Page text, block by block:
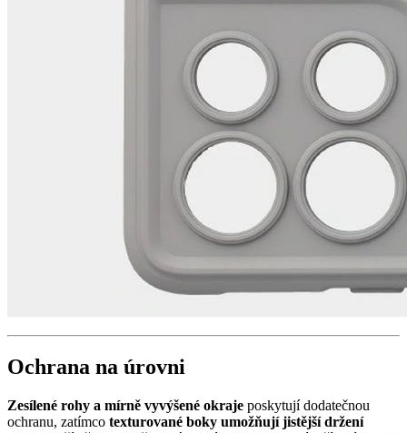
Ochrana na úrovni
Zesílené rohy a mírně vyvýšené okraje poskytují dodatečnou
ochranu, zatímco texturované boky umožňují jistější držení